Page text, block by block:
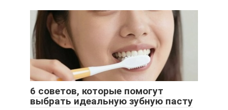
6 советов, которые помогут
выбрать идеальную зубную пасту